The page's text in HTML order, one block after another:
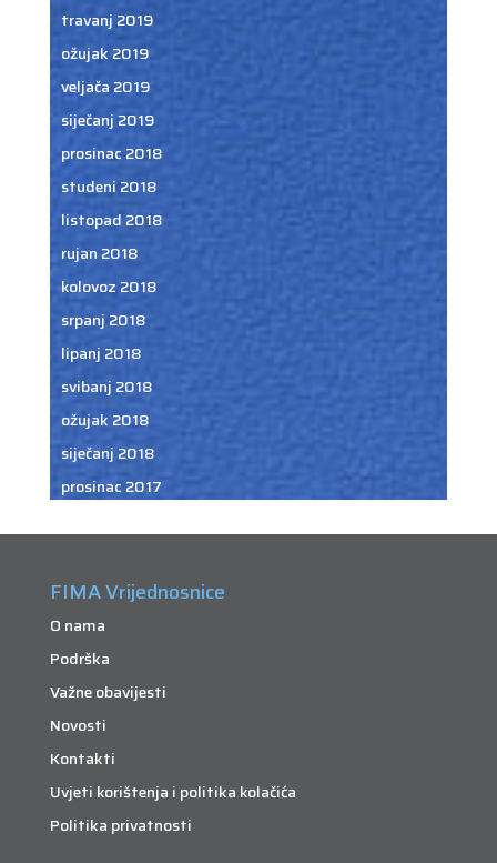
travanj 2019
ožujak 2019
veljača 2019
siječanj 2019
prosinac 2018
studeni 2018
listopad 2018
rujan 2018
kolovoz 2018
srpanj 2018
lipanj 2018
svibanj 2018
ožujak 2018
siječanj 2018
prosinac 2017
FIMA Vrijednosnice
O nama
Podrška
Važne obavijesti
Novosti
Kontakti
Uvjeti korištenja i politika kolačića
Politika privatnosti